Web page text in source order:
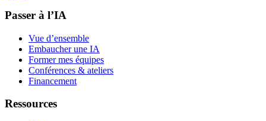
Passer à l’IA
Vue d’ensemble
Embaucher une IA
Former mes équipes
Conférences & ateliers
Financement
Ressources